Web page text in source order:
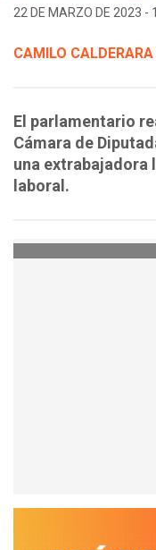
22 DE MARZO DE 2023 -
CAMILO CALDERARA
El parlamentario
Cámara de
una extrabajadora
laboral.